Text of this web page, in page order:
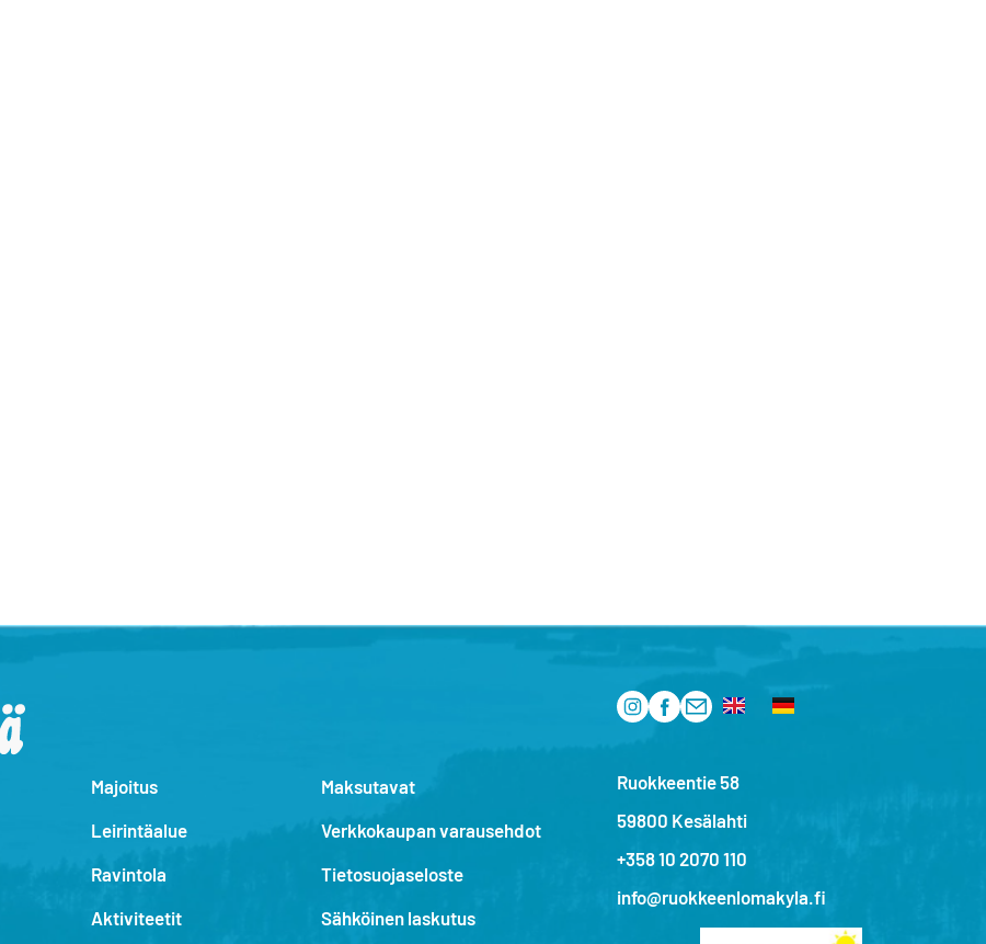
Majoitus
Leirintäalue
Ravintola
Aktiviteetit
Maksutavat
Verkkokaupan varausehdot
Tietosuojaseloste
Sähköinen laskutus
Ruokkeentie 58
59800 Kesälahti
+358 10 2070 110
info@ruokkeenlomakyla.fi